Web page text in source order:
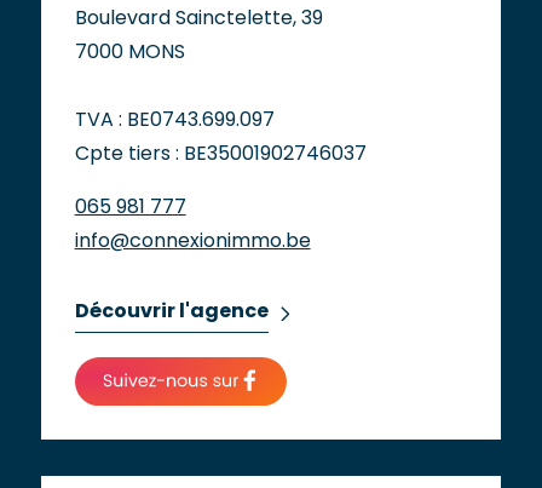
Boulevard Sainctelette, 39
7000 MONS
TVA : BE0743.699.097
Cpte tiers : BE35001902746037
065 981 777
info@connexionimmo.be
Découvrir l'agence